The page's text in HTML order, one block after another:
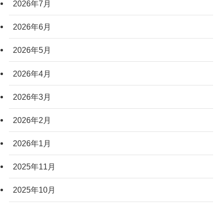
2026年7月
2026年6月
2026年5月
2026年4月
2026年3月
2026年2月
2026年1月
2025年11月
2025年10月